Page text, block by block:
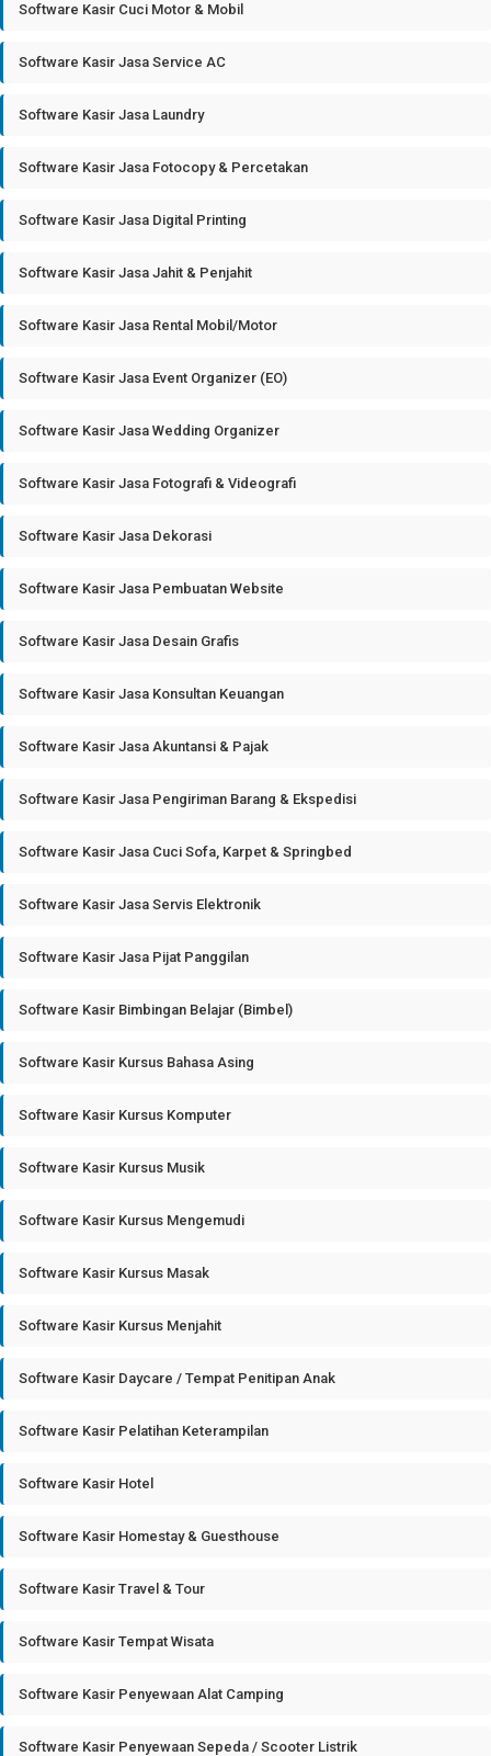
Software Kasir Cuci Motor & Mobil
Software Kasir Jasa Service AC
Software Kasir Jasa Laundry
Software Kasir Jasa Fotocopy & Percetakan
Software Kasir Jasa Digital Printing
Software Kasir Jasa Jahit & Penjahit
Software Kasir Jasa Rental Mobil/Motor
Software Kasir Jasa Event Organizer (EO)
Software Kasir Jasa Wedding Organizer
Software Kasir Jasa Fotografi & Videografi
Software Kasir Jasa Dekorasi
Software Kasir Jasa Pembuatan Website
Software Kasir Jasa Desain Grafis
Software Kasir Jasa Konsultan Keuangan
Software Kasir Jasa Akuntansi & Pajak
Software Kasir Jasa Pengiriman Barang & Ekspedisi
Software Kasir Jasa Cuci Sofa, Karpet & Springbed
Software Kasir Jasa Servis Elektronik
Software Kasir Jasa Pijat Panggilan
Software Kasir Bimbingan Belajar (Bimbel)
Software Kasir Kursus Bahasa Asing
Software Kasir Kursus Komputer
Software Kasir Kursus Musik
Software Kasir Kursus Mengemudi
Software Kasir Kursus Masak
Software Kasir Kursus Menjahit
Software Kasir Daycare / Tempat Penitipan Anak
Software Kasir Pelatihan Keterampilan
Software Kasir Hotel
Software Kasir Homestay & Guesthouse
Software Kasir Travel & Tour
Software Kasir Tempat Wisata
Software Kasir Penyewaan Alat Camping
Software Kasir Penyewaan Sepeda / Scooter Listrik